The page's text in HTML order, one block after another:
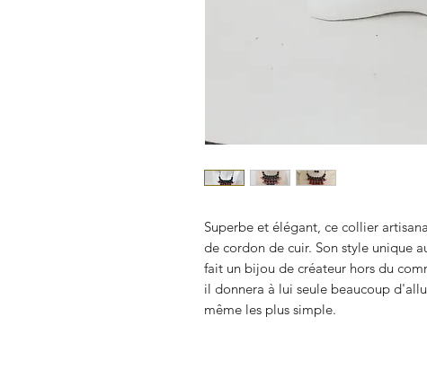
Superbe et élégant, ce collier
de cordon de cuir. Son style unique
fait un bijou de créateur hors du
il donnera à lui seule beaucoup
même les plus simple.